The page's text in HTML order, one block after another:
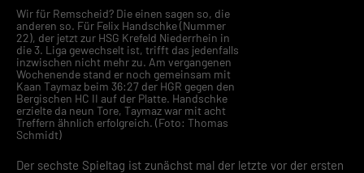
Wir für Remscheid? Die einen sagen so, die
anderen so. Für Felix Handschke (Nummer
22), der jetzt zur HSG Krefeld Niederrhein in
die 3. Liga gewechselt ist, trifft das jedenfalls
inzwischen nicht mehr zu. Am vergangenen
Wochenende stand er noch gemeinsam mit
Kaan Taymaz beim 36:27 der HGR gegen den
Bergischen HC II auf der Platte. Handschke
erzielte da neun Tore, Taymaz war mit acht
Treffern ähnlich erfolgreich. (Foto: Thomas
Schmidt)
Der sechste Spieltag ist zunächst mal der letzte vor der ersten